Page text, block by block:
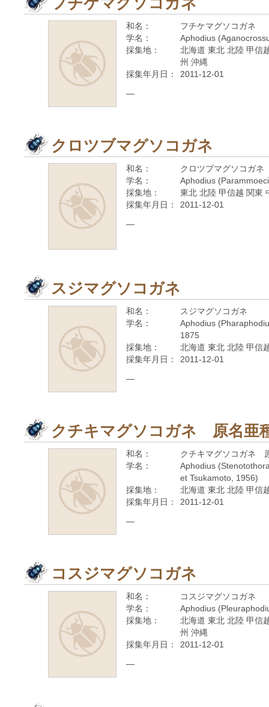
和名：
フチケマグソコガネ
学名：
Aphodius
採集地：
北海道 東北 北陸 甲信
州 沖縄
採集年月日：
2011-12-01
—
クロツブマグソコガネ
和名：
クロツブマグソコガネ
学名：
Aphodius
採集地：
東北 北陸 甲信越 関東
採集年月日：
2011-12-01
—
スジマグソコガネ
和名：
スジマグソコガネ
学名：
Aphodius
1875
採集地：
北海道 東北 北陸 甲信
採集年月日：
2011-12-01
—
クチキマグソコガネ 原名亜
和名：
クチキマグソコガネ
学名：
Aphodius
et Tsukamoto, 1956)
採集地：
北海道 東北 北陸 甲信
採集年月日：
2011-12-01
—
コスジマグソコガネ
和名：
コスジマグソコガネ
学名：
Aphodius
採集地：
北海道 東北 北陸 甲信
州 沖縄
採集年月日：
2011-12-01
—